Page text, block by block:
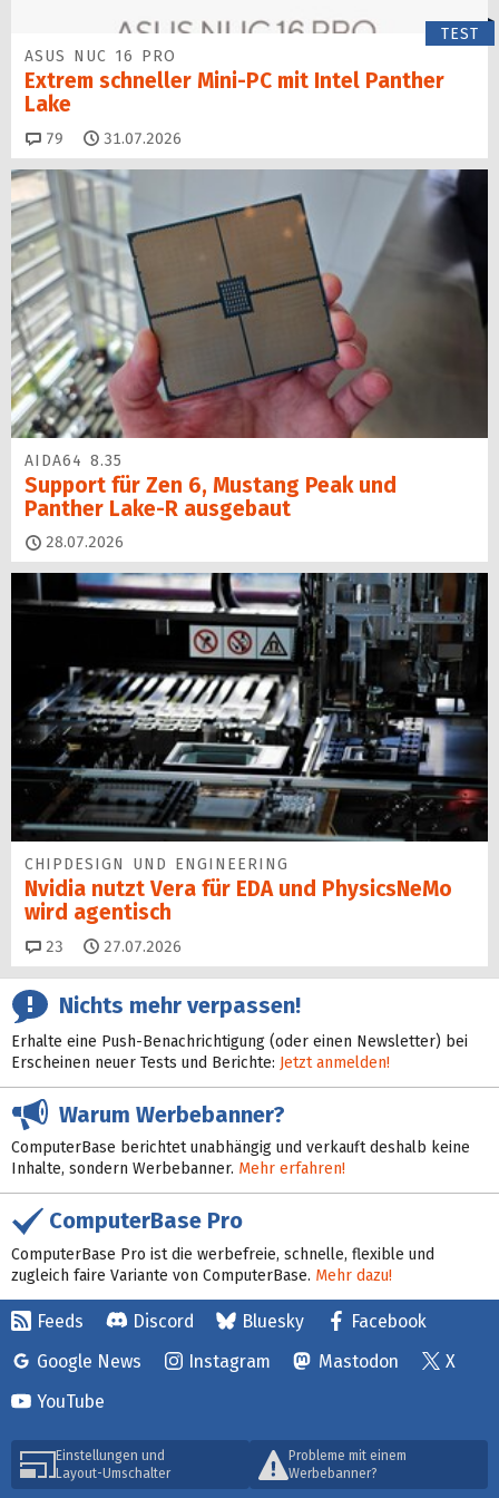
TEST
ASUS NUC 16 PRO
Extrem schneller Mini-PC mit Intel Panther
Lake
79 Kommentare
31.07.2026
AIDA64 8.35
Support für Zen 6, Mustang Peak und
Panther Lake-R ausgebaut
28.07.2026
CHIPDESIGN UND ENGINEERING
Nvidia nutzt Vera für EDA und PhysicsNeMo
wird agentisch
23 Kommentare
27.07.2026
Nichts mehr verpassen!
Erhalte eine Push-Benachrichtigung (oder einen Newsletter) bei
Erscheinen neuer Tests und Berichte: Jetzt anmelden!
Warum Werbebanner?
ComputerBase berichtet unabhängig und verkauft deshalb keine
Inhalte, sondern Werbebanner. Mehr erfahren!
ComputerBase Pro
ComputerBase Pro ist die werbefreie, schnelle, flexible und
zugleich faire Variante von ComputerBase. Mehr dazu!
Feeds Discord Bluesky
Facebook
Google News
Instagram Mastodon
X
YouTube
Einstellungen und
Layout-Umschalter
Probleme mit einem
Werbebanner?